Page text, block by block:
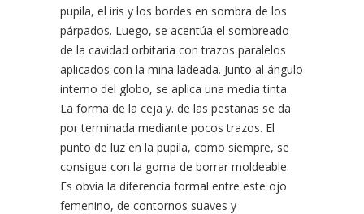
pupila, el iris y los bordes en sombra de los
párpados. Luego, se acentúa el sombreado
de la cavidad orbitaria con trazos paralelos
aplicados con la mina ladeada. Junto al ángulo
interno del globo, se aplica una media tinta.
La forma de la ceja y. de las pestañas se da
por terminada mediante pocos trazos. El
punto de luz en la pupila, como siempre, se
consigue con la goma de borrar moldeable.
Es obvia la diferencia formal entre este ojo
femenino, de contornos suaves y